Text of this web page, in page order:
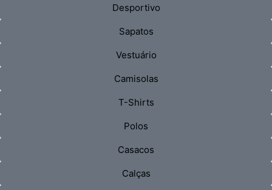
Desportivo
Sapatos
Vestuário
Camisolas
T-Shirts
Polos
Casacos
Calças